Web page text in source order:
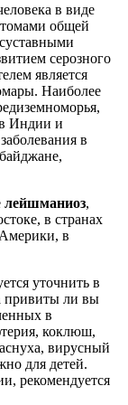
в виде
общей
серозного
является
Наиболее
Индии и
в
лейшманиоз,
в странах
в
уточнить в
привиты ли вы
в
коклюш,
вирусный
для детей.
рекомендуется